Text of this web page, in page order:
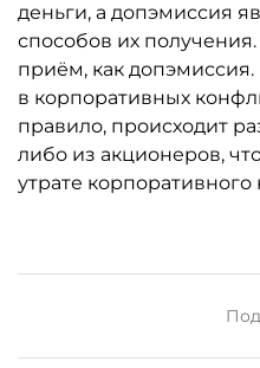
деньги, а допэмиссия
способов их
приём, как
в корпоративных
правило, происходит
либо из акционеров,
утрате корпоративного